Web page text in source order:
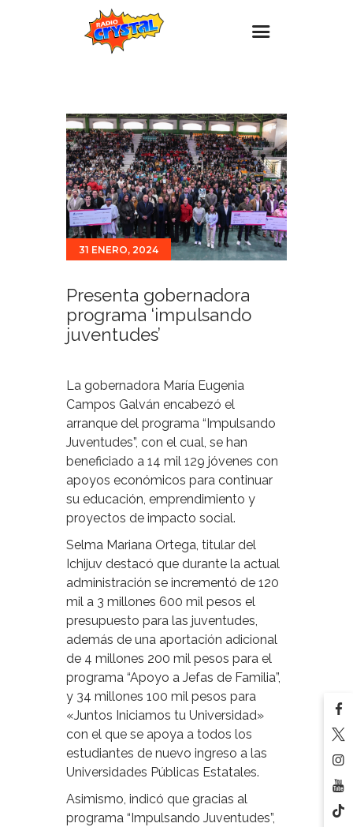
Estaciones
Eventos
Promociones
Noticias
Para ti
Contacto
31 ENERO, 2024
Presenta gobernadora
programa ‘impulsando
juventudes’
La gobernadora María Eugenia
Campos Galván encabezó el
arranque del programa “Impulsando
Juventudes”, con el cual, se han
beneficiado a 14 mil 129 jóvenes con
apoyos económicos para continuar
su educación, emprendimiento y
proyectos de impacto social.
Selma Mariana Ortega, titular del
Ichijuv destacó que durante la actual
administración se incrementó de 120
mil a 3 millones 600 mil pesos el
presupuesto para las juventudes,
además de una aportación adicional
de 4 millones 200 mil pesos para el
programa “Apoyo a Jefas de Familia”,
y 34 millones 100 mil pesos para
«Juntos Iniciamos tu Universidad»
con el que se apoya a todos los
estudiantes de nuevo ingreso a las
Universidades Públicas Estatales.
Asimismo, indicó que gracias al
programa “Impulsando Juventudes”,